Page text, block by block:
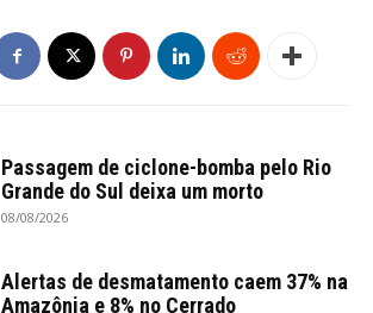
Passagem de ciclone-bomba pelo Rio
Grande do Sul deixa um morto
08/08/2026
Alertas de desmatamento caem 37% na
Amazônia e 8% no Cerrado